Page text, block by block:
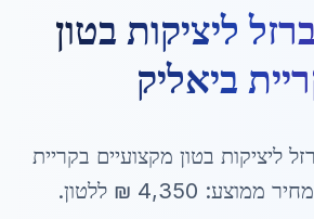
ליציקות בטון
ביאליק
ליציקות בטון מקצועיים בקריית
ממוצע: 4,350 ₪ ללטון.